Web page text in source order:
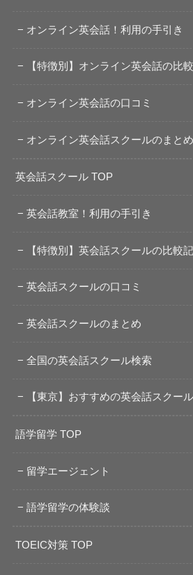
オンライン英会話！利用の手引き
【特徴別】オンライン英会話の比
オンライン英会話の口コミ
オンライン英会話スクールのまとめ
英会話スクール TOP
英会話教室！利用の手引き
【特徴別】英会話スクールの比較
英会話スクールの口コミ
英会話スクールのまとめ
全国の英会話スクール検索
【東京】おすすめの英会話スクー
語学留学 TOP
留学エージェント
語学留学の体験談
TOEIC対策 TOP